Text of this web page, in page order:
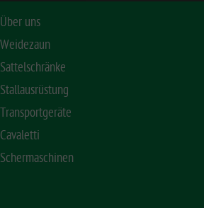
Über uns
Weidezaun
Sattelschränke
Stallausrüstung
Transportgeräte
Cavaletti
Schermaschinen